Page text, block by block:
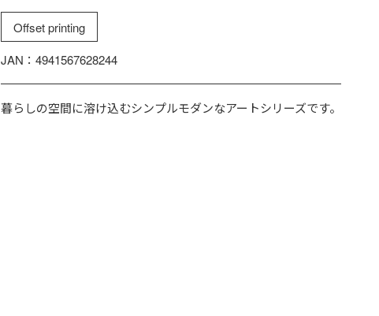
Offset printing
JAN：4941567628244
暮らしの空間に溶け込むシンプルモダンなアートシリーズです。